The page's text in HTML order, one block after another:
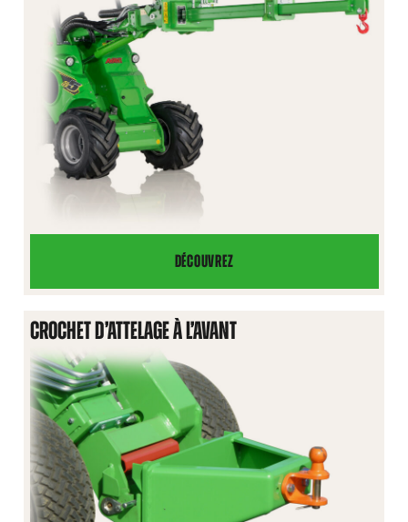
DÉCOUVREZ
BRAS
DE
LEVAGE
TÉLESCOPIQUE
CROCHET D’ATTELAGE À L’AVANT